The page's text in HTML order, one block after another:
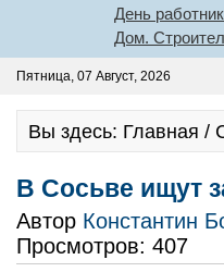
День
Дом.
Пятница, 07 Август, 2026
Вы здесь: Главная /
В Сосьве ищут
Автор Константин
Просмотров: 407